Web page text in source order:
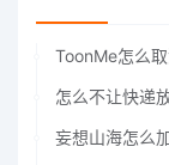
怎么不让快递
妄想山海怎么